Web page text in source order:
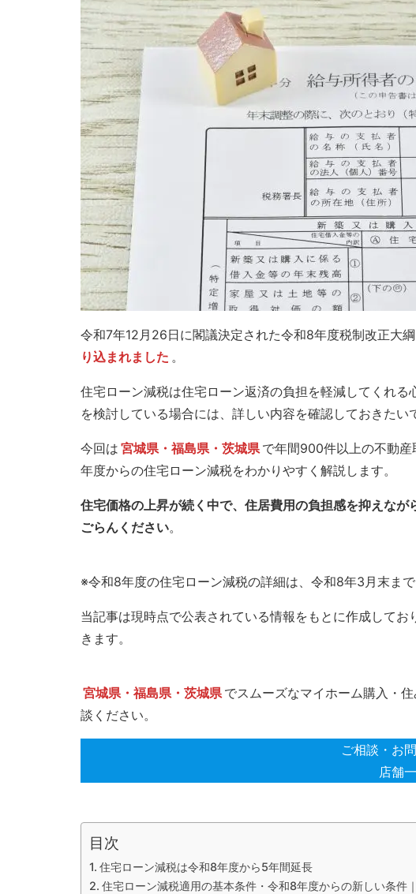
令和7年12月26日に閣議決定された令和8年度税制改正大綱
り込まれました 。
住宅ローン減税は住宅ローン返済の負担を軽減してくれ
を検討している場合には、詳しい内容を確認しておきたい
今回は 宮城県・福島県・茨城県で年間900件以上の不動
年度からの住宅ローン減税をわかりやすく解説します。
住宅価格の上昇が続く中で、住居費用の負担感を抑えな
ごらんください。
※令和8年度の住宅ローン減税の詳細は、令和8年3月末まで
当記事は現時点で公表されている情報をもとに作成して
きます。
宮城県・福島県・茨城県でスムーズなマイホーム購入・
談ください。
ご相談・お
店舗
目次
住宅ローン減税は令和8年度から5年間延長
住宅ローン減税適用の基本条件・令和8年度からの新しい条件